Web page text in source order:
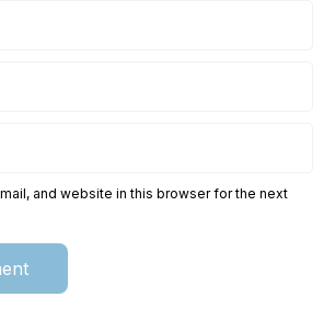
and website in this browser for the next